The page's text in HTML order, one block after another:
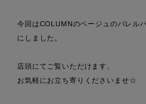
今回はCOLUMNのベージュのバレル
にしました。
店頭にてご覧いただけます。
お気軽にお立ち寄りくださいませ☆